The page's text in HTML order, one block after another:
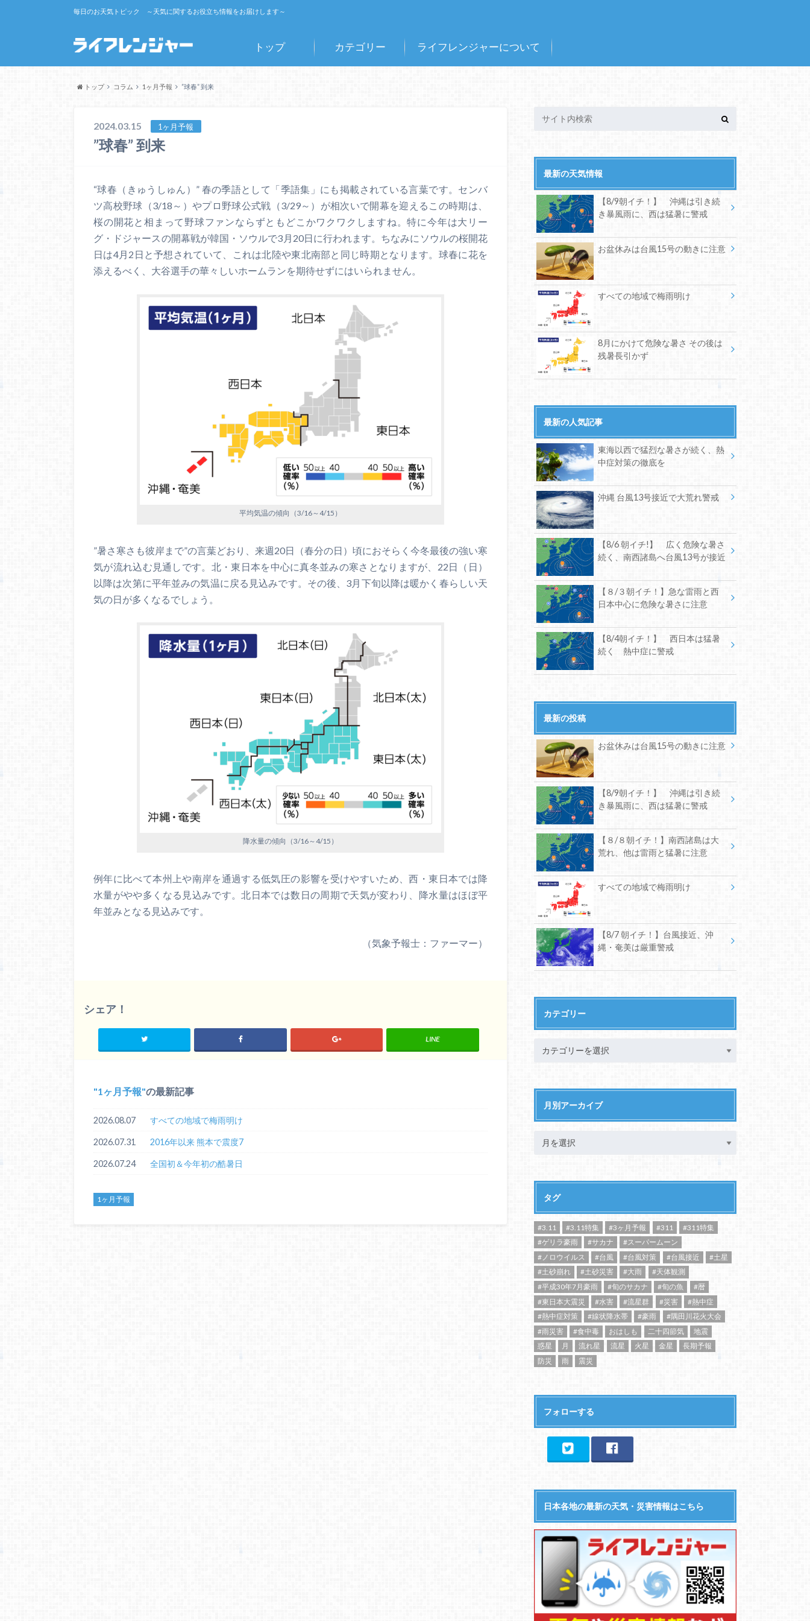
毎日のお天気トピック ～天気に関するお役立ち情報をお届けします～
トップ カテゴリー ライフレンジャーについて
トップ コラム 1ヶ月予報 ”球春” 到来
2024.03.15 1ヶ月予報
”球春” 到来
“球春（きゅうしゅん）” 春の季語として「季語集」にも掲載されている言葉です。センバ
ツ高校野球（3/18～）やプロ野球公式戦（3/29～）が相次いで開幕を迎えるこの時期は、
桜の開花と相まって野球ファンならずともどこかワクワクしますね。特に今年は大リー
グ・ドジャースの開幕戦が韓国・ソウルで3月20日に行われます。ちなみにソウルの桜開花
日は4月2日と予想されていて、これは北陸や東北南部と同じ時期となります。球春に花を
添えるべく、大谷選手の華々しいホームランを期待せずにはいられません。
平均気温の傾向（3/16～4/15）
”暑さ寒さも彼岸まで”の言葉どおり、来週20日（春分の日）頃におそらく今冬最後の強い寒
気が流れ込む見通しです。北・東日本を中心に真冬並みの寒さとなりますが、22日（日）
以降は次第に平年並みの気温に戻る見込みです。その後、3月下旬以降は暖かく春らしい天
気の日が多くなるでしょう。
降水量の傾向（3/16～4/15）
例年に比べて本州上や南岸を通過する低気圧の影響を受けやすいため、西・東日本では降
水量がやや多くなる見込みです。北日本では数日の周期で天気が変わり、降水量はほぼ平
年並みとなる見込みです。
（気象予報士：ファーマー）
シェア！
LINE
1ヶ月予報 の最新記事
2026.08.07 すべての地域で梅雨明け
2026.07.31 2016年以来 熊本で震度7
2026.07.24 全国初＆今年初の酷暑日
1ヶ月予報
最新の天気情報
【8/9朝イチ！】 沖縄は引き続
き暴風雨に、西は猛暑に警戒
お盆休みは台風15号の動きに注意
すべての地域で梅雨明け
8月にかけて危険な暑さ その後は
残暑長引かず
最新の人気記事
東海以西で猛烈な暑さが続く、熱
中症対策の徹底を
沖縄 台風13号接近で大荒れ警戒
【8/6 朝イチ!】 広く危険な暑さ
続く、南西諸島へ台風13号が接近
【８/３朝イチ！】急な雷雨と西
日本中心に危険な暑さに注意
【8/4朝イチ！】 西日本は猛暑
続く 熱中症に警戒
最新の投稿
お盆休みは台風15号の動きに注意
【8/9朝イチ！】 沖縄は引き続
き暴風雨に、西は猛暑に警戒
【８/８朝イチ！】南西諸島は大
荒れ、他は雷雨と猛暑に注意
すべての地域で梅雨明け
【8/7 朝イチ！】台風接近、沖
縄・奄美は厳重警戒
カテゴリー
月別アーカイブ
タグ
#3.11 #3.11特集 #3ヶ月予報 #311
#311特集
#ゲリラ豪雨
#サカナ
#スーパームーン
#ノロウイルス
#台風 #台風対策 #台風接近
#土星
#土砂崩れ
#土砂災害 #大雨
#天体観測
#平成30年7月豪雨
#旬のサカナ #旬の魚
#暦
#東日本大震災
#水害 #流星群 #災害
#熱中症
#熱中症対策
#線状降水帯 #豪雨
#隅田川花火大会
#雨災害
#食中毒 おはしも 二十四節気
地震
惑星
月 流れ星 流星 火星 金星
長期予報
防災
雨 震災
フォローする
日本各地の最新の天気・災害情報はこちら